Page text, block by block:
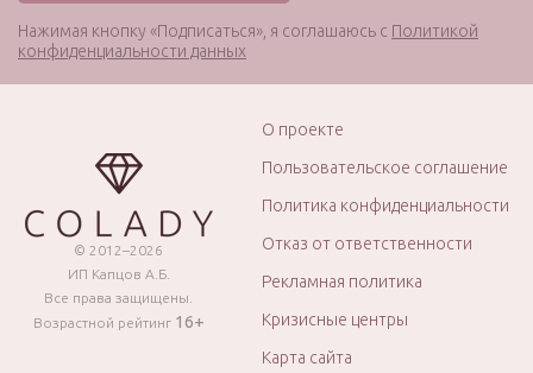
Нажимая кнопку «Подписаться», я соглашаюсь с Политикой
конфиденциальности данных
© 2012–2026
ИП Капцов А.Б.
Все права защищены.
Возрастной рейтинг 16+
О проекте
Пользовательское соглашение
Политика конфиденциальности
Отказ от ответственности
Рекламная политика
Кризисные центры
Карта сайта